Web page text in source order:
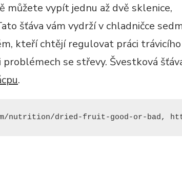
můžete vypít jednu až dvě sklenice,
šťáva vám vydrží v chladničce
kteří chtějí regulovat práci trávicího
se střevy. Švestková
.
nutrition/dried-fruit-good-or-bad,